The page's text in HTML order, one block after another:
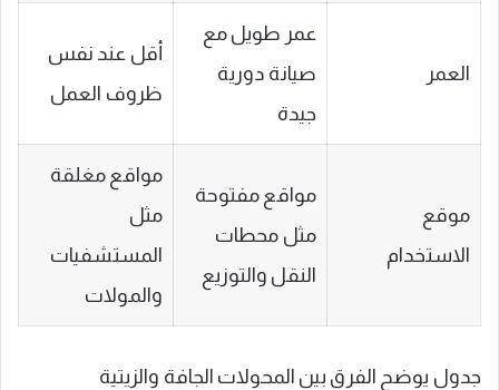
العمر
عمر طويل مع
صيانة دورية
جيدة
أقل عند نفس
ظروف العمل
موقع
الاستخدام
مواقع مفتوحة
مثل محطات
النقل والتوزيع
مواقع مغلقة
مثل
المستشفيات
والمولات
جدول يوضح الفرق بين المحولات الجافة والزيتية